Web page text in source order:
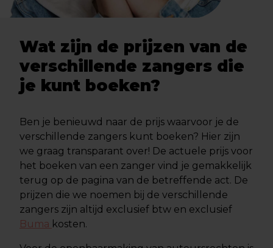
Wat zijn de prijzen van de
verschillende zangers die
je kunt boeken?
Ben je benieuwd naar de prijs waarvoor je de
verschillende zangers kunt boeken? Hier zijn
we graag transparant over! De actuele prijs voor
het boeken van een zanger vind je gemakkelijk
terug op de pagina van de betreffende act. De
prijzen die we noemen bij de verschillende
zangers zijn altijd exclusief btw en exclusief
Buma kosten.